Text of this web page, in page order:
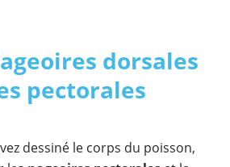
dorsales
pectorales
dessiné le corps du poisson,